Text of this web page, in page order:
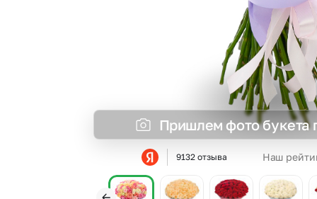
Пришлем фото букета
9132 отзыва Наш